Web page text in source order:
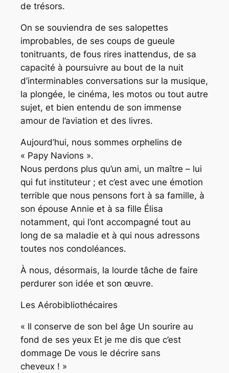
de trésors.
On se souviendra de ses salopettes
improbables, de ses coups de gueule
tonitruants, de fous rires inattendus, de sa
capacité à poursuivre au bout de la nuit
d’interminables conversations sur la musique,
la plongée, le cinéma, les motos ou tout autre
sujet, et bien entendu de son immense
amour de l’aviation et des livres.
Aujourd’hui, nous sommes orphelins de
« Papy Navions ».
Nous perdons plus qu’un ami, un maître – lui
qui fut instituteur ; et c’est avec une émotion
terrible que nous pensons fort à sa famille, à
son épouse Annie et à sa fille Élisa
notamment, qui l’ont accompagné tout au
long de sa maladie et à qui nous adressons
toutes nos condoléances.
À nous, désormais, la lourde tâche de faire
perdurer son idée et son œuvre.
Les Aérobibliothécaires
« Il conserve de son bel âge Un sourire au
fond de ses yeux Et je me dis que c’est
dommage De vous le décrire sans
cheveux ! »